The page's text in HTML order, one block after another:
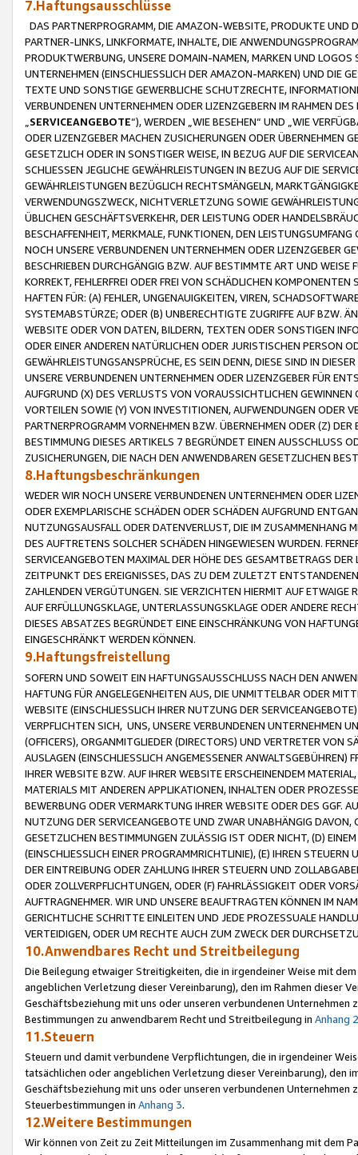
7.Haftungsausschlüsse
DAS PARTNERPROGRAMM, DIE AMAZON-WEBSITE, PRODUKTE UND
PARTNER-LINKS, LINKFORMATE, INHALTE, DIE
PRODUKTWERBUNG, UNSERE DOMAIN-NAMEN, MARKEN UND
UNTERNEHMEN (EINSCHLIESSLICH DER AMAZON-MARKEN) UND DIE
TEXTE UND SONSTIGE GEWERBLICHE SCHUTZRECHTE,
VERBUNDENEN UNTERNEHMEN ODER LIZENZGEBERN IM RAHMEN
SERVICEANGEBOTE“), WERDEN „WIE BESEHEN“ UND „WIE
ODER LIZENZGEBER MACHEN ZUSICHERUNGEN ODER ÜBERNEHMEN
GESETZLICH ODER IN SONSTIGER WEISE, IN BEZUG AUF DIE
SCHLIESSEN JEGLICHE GEWÄHRLEISTUNGEN IN BEZUG AUF DIE
GEWÄHRLEISTUNGEN BEZÜGLICH RECHTSMÄNGELN,
VERWENDUNGSZWECK, NICHTVERLETZUNG SOWIE
ÜBLICHEN GESCHÄFTSVERKEHR, DER LEISTUNG ODER
BESCHAFFENHEIT, MERKMALE, FUNKTIONEN, DEN
NOCH UNSERE VERBUNDENEN UNTERNEHMEN ODER LIZENZGEBER
BESCHRIEBEN DURCHGÄNGIG BZW. AUF BESTIMMTE ART UND
KORREKT, FEHLERFREI ODER FREI VON SCHÄDLICHEN
HAFTEN FÜR: (A) FEHLER, UNGENAUIGKEITEN, VIREN,
SYSTEMABSTÜRZE; ODER (B) UNBERECHTIGTE ZUGRIFFE AUF BZW.
WEBSITE ODER VON DATEN, BILDERN, TEXTEN ODER SONSTIGEN
ODER EINER ANDEREN NATÜRLICHEN ODER JURISTISCHEN PERSON
GEWÄHRLEISTUNGSANSPRÜCHE, ES SEIN DENN, DIESE SIND IN
UNSERE VERBUNDENEN UNTERNEHMEN ODER LIZENZGEBER FÜR
AUFGRUND (X) DES VERLUSTS VON VORAUSSICHTLICHEN
VORTEILEN SOWIE (Y) VON INVESTITIONEN, AUFWENDUNGEN ODER
PARTNERPROGRAMM VORNEHMEN BZW. ÜBERNEHMEN ODER (Z)
BESTIMMUNG DIESES ARTIKELS 7 BEGRÜNDET EINEN AUSSCHLUSS
ZUSICHERUNGEN, DIE NACH DEN ANWENDBAREN GESETZLICHEN
8.Haftungsbeschränkungen
WEDER WIR NOCH UNSERE VERBUNDENEN UNTERNEHMEN ODER
ODER EXEMPLARISCHE SCHÄDEN ODER SCHÄDEN AUFGRUND
NUTZUNGSAUSFALL ODER DATENVERLUST, DIE IM ZUSAMMENHANG
DES AUFTRETENS SOLCHER SCHÄDEN HINGEWIESEN WURDEN.
SERVICEANGEBOTEN MAXIMAL DER HÖHE DES GESAMTBETRAGS
ZEITPUNKT DES EREIGNISSES, DAS ZU DEM ZULETZT
ZAHLENDEN VERGÜTUNGEN. SIE VERZICHTEN HIERMIT AUF
AUF ERFÜLLUNGSKLAGE, UNTERLASSUNGSKLAGE ODER ANDERE
DIESES ABSATZES BEGRÜNDET EINE EINSCHRÄNKUNG VON
EINGESCHRÄNKT WERDEN KÖNNEN.
9.Haftungsfreistellung
SOFERN UND SOWEIT EIN HAFTUNGSAUSSCHLUSS NACH DEN
HAFTUNG FÜR ANGELEGENHEITEN AUS, DIE UNMITTELBAR ODER
WEBSITE (EINSCHLIESSLICH IHRER NUTZUNG DER
VERPFLICHTEN SICH, UNS, UNSERE VERBUNDENEN UNTERNEHMEN
(OFFICERS), ORGANMITGLIEDER (DIRECTORS) UND VERTRETER VON
AUSLAGEN (EINSCHLIESSLICH ANGEMESSENER
IHRER WEBSITE BZW. AUF IHRER WEBSITE ERSCHEINENDEM
MATERIALS MIT ANDEREN APPLIKATIONEN, INHALTEN ODER
BEWERBUNG ODER VERMARKTUNG IHRER WEBSITE ODER DES GGF.
NUTZUNG DER SERVICEANGEBOTE UND ZWAR UNABHÄNGIG
GESETZLICHEN BESTIMMUNGEN ZULÄSSIG IST ODER NICHT, (D)
(EINSCHLIESSLICH EINER PROGRAMMRICHTLINIE), (E) IHREN
DER EINTREIBUNG ODER ZAHLUNG IHRER STEUERN UND
ODER ZOLLVERPFLICHTUNGEN, ODER (F) FAHRLÄSSIGKEIT ODER
AUFTRAGNEHMER. WIR UND UNSERE BEAUFTRAGTEN KÖNNEN IM
GERICHTLICHE SCHRITTE EINLEITEN UND JEDE PROZESSUALE
VERTEIDIGEN, ODER UM RECHTE AUCH ZUM ZWECK DER
10.Anwendbares Recht und Streitbeilegung
Die Beilegung etwaiger Streitigkeiten, die in irgendeiner Weise mit
angeblichen Verletzung dieser Vereinbarung), den im Rahmen dieser
Geschäftsbeziehung mit uns oder unseren verbundenen
Bestimmungen zu anwendbarem Recht und Streitbeilegung in Anhang 2
11.Steuern
Steuern und damit verbundene Verpflichtungen, die in irgendeiner
tatsächlichen oder angeblichen Verletzung dieser Vereinbarung), den
Geschäftsbeziehung mit uns oder unseren verbundenen
Steuerbestimmungen in Anhang 3.
12.Weitere Bestimmungen
Wir können von Zeit zu Zeit Mitteilungen im Zusammenhang mit dem